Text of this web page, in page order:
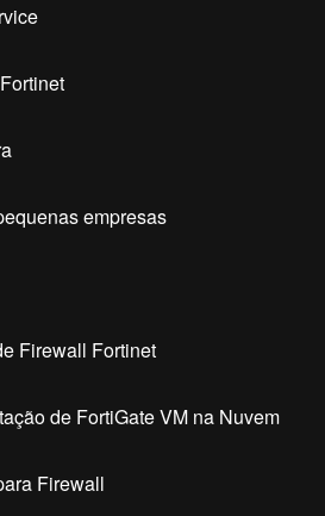
empresas
Firewall Fortinet
de FortiGate VM na Nuvem
Firewall